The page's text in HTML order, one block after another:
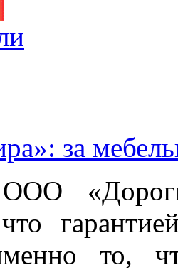
за
ООО
то,